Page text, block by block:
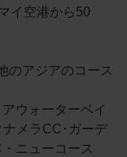
イ空港から50
のアジアのコース
ウォーターベイ
メラCC･ガーデ
ニューコース